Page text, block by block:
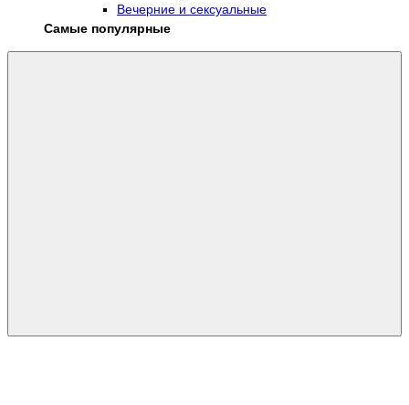
Вечерние и сексуальные
Самые популярные